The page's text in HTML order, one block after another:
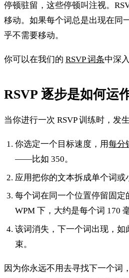
停顿驻留，这些停顿叫注视。
移动。如果每个词总是出现在同
乎不需要移动。
你可以在我们的 RSVP 词条中深
RSVP 逐步是如何运
当你进行一次 RSVP 训练时，发
你选定一个目标速度，用每分
——比如 350。
应用把你的文本拆成单个词或
每个词在同一个位置停留固定
WPM 下，大约是每个词 170
该词消失，下一个词出现，
束。
因为你永远不用去寻找下一个词